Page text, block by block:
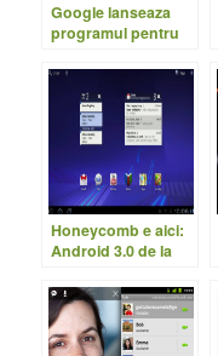
Google lanseaza
programul pentru
Honeycomb e aici:
Android 3.0 de la
realitate